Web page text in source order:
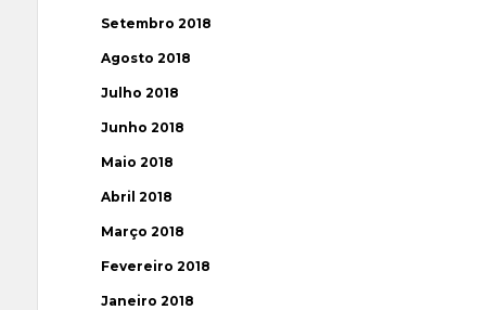
Setembro 2018
Agosto 2018
Julho 2018
Junho 2018
Maio 2018
Abril 2018
Março 2018
Fevereiro 2018
Janeiro 2018